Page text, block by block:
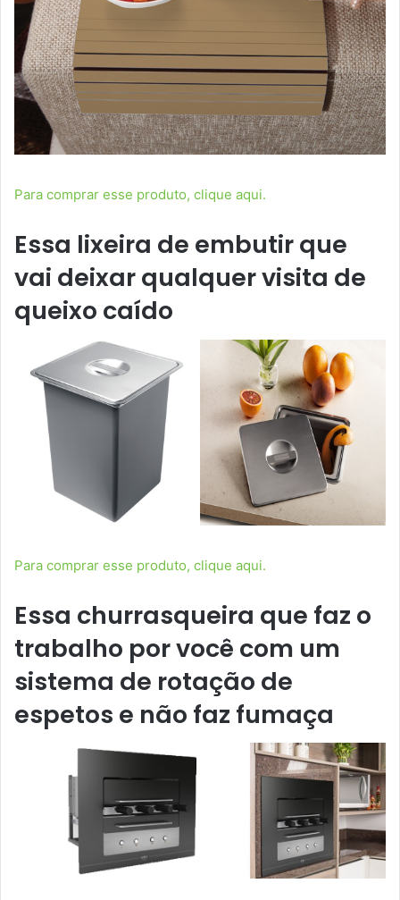
Para comprar esse produto, clique aqui.
Essa lixeira de embutir que
vai deixar qualquer visita de
queixo caído
Para comprar esse produto, clique aqui.
Essa churrasqueira que faz o
trabalho por você com um
sistema de rotação de
espetos e não faz fumaça